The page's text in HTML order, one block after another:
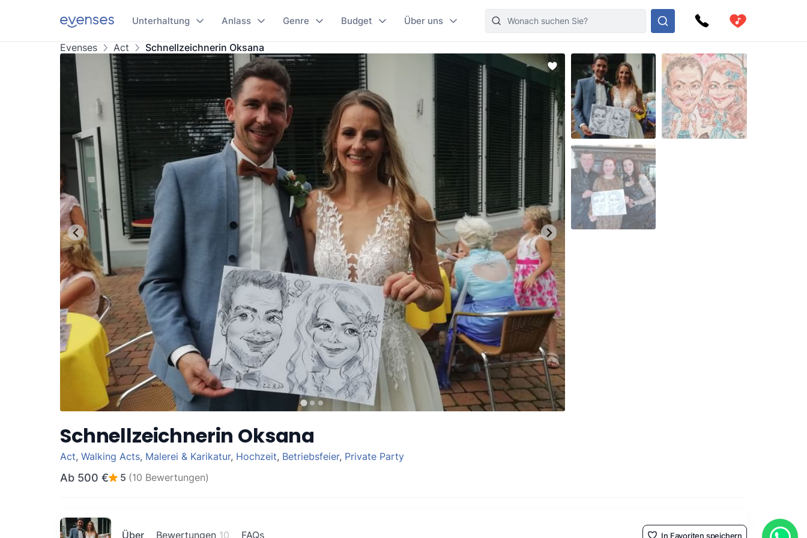
Unterhaltung Anlass Genre Budget Über uns
Evenses Act Schnellzeichnerin Oksana
Schnellzeichnerin Oksana
Act, Walking Acts, Malerei & Karikatur, Hochzeit, Betriebsfeier, Private Party
Ab 500 € 5 (10 Bewertungen)
Über Bewertungen 10 FAQs In Favoriten speichern